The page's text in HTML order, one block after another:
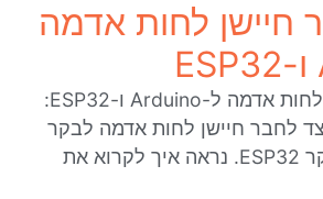
חיישן לחות אדמה
מדריך חיבור חיישן לחות אדמה ל-Arduino ו-ESP32:
לחבר חיישן לחות אדמה לבקר
Arduino UNO ולבקר ESP32. נראה איך לקרוא את